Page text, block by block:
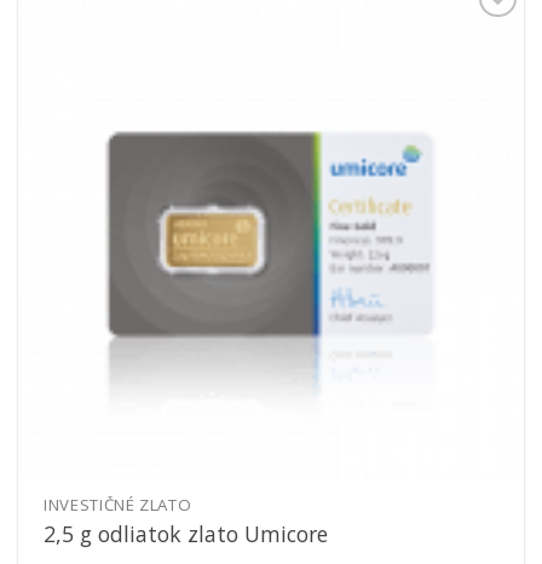
INVESTIČNÉ ZLATO
2,5 g odliatok zlato Umicore